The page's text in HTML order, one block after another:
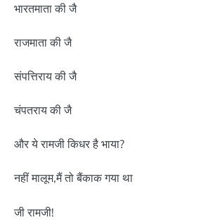
भारतमाता की जै
राजमाता की जै
संपत्तिराय की जै
चंपतराय की जै
और ये रामजी किधर है भाया?
नहीं मालूम,मैं तो बैंकाक गया था
जी रामजी!